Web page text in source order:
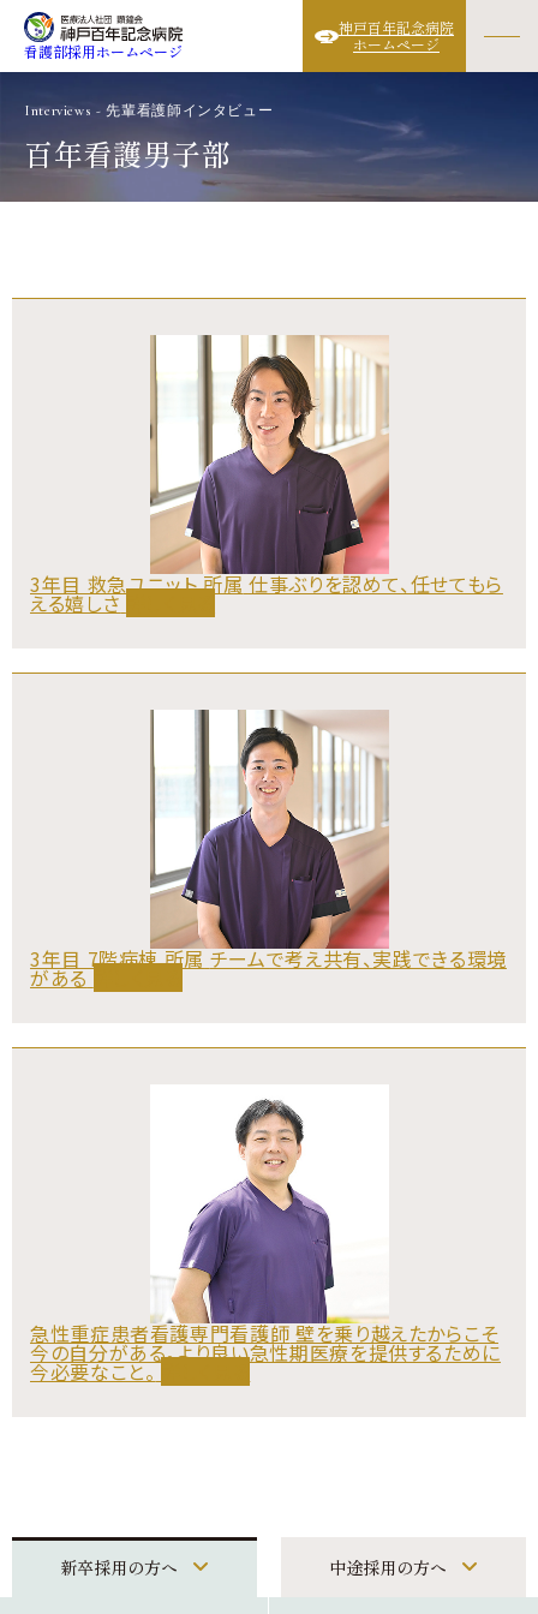
看護部採用ホームページ
神戸百年記念病院
ホームページ
看護部の紹介
先輩インタビュー
ワークライフバランス
採用情報
Interviews - 先輩看護師インタビュー
百年看護男子部
3年目 救急ユニット 所属仕事ぶりを認めて、任せてもら
える嬉しさ詳しく見る
3年目 7階病棟 所属チームで考え共有、実践できる環境
がある詳しく見る
急性重症患者看護専門看護師壁を乗り越えたからこそ
今の自分がある。より良い急性期医療を提供するために
今必要なこと。 詳しく見る
新卒採用の方へ 中途採用の方へ